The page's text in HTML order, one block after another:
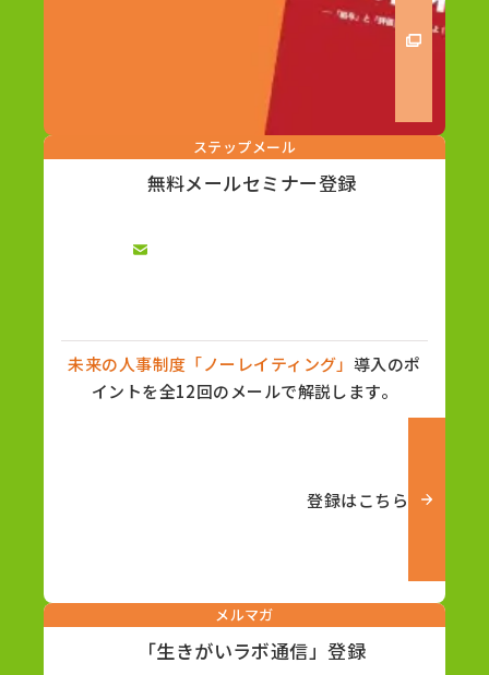
ステップメール
無料メールセミナー登録
未来の人事制度「ノーレイティング」 導入のポ
イントを全12回のメールで解説します。
登録はこちら
メルマガ
「生きがいラボ通信」登録